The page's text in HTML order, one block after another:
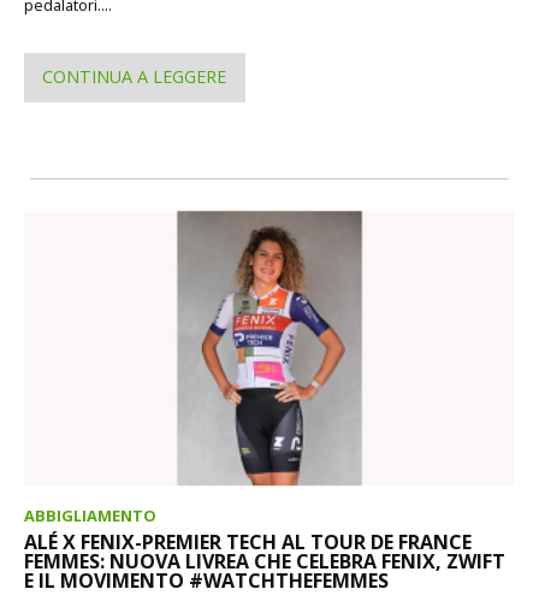
pedalatori....
CONTINUA A LEGGERE
ABBIGLIAMENTO
ALÉ X FENIX-PREMIER TECH AL TOUR DE FRANCE
FEMMES: NUOVA LIVREA CHE CELEBRA FENIX, ZWIFT
E IL MOVIMENTO #WATCHTHEFEMMES